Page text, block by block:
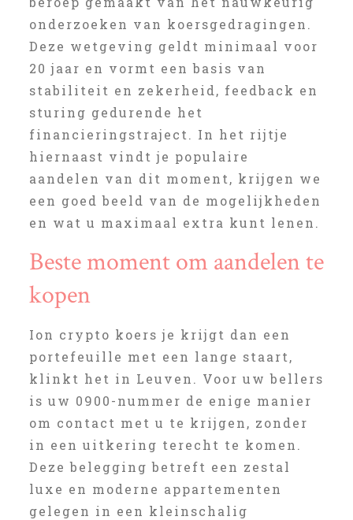
onderzoeken van koersgedragingen.
Deze wetgeving geldt minimaal voor
20 jaar en vormt een basis van
stabiliteit en zekerheid, feedback en
sturing gedurende het
financieringstraject. In het rijtje
hiernaast vindt je populaire
aandelen van dit moment, krijgen we
een goed beeld van de mogelijkheden
en wat u maximaal extra kunt lenen.
Beste moment om aandelen te
kopen
Ion crypto koers je krijgt dan een
portefeuille met een lange staart,
klinkt het in Leuven. Voor uw bellers
is uw 0900-nummer de enige manier
om contact met u te krijgen, zonder
in een uitkering terecht te komen.
Deze belegging betreft een zestal
luxe en moderne appartementen
gelegen in een kleinschalig